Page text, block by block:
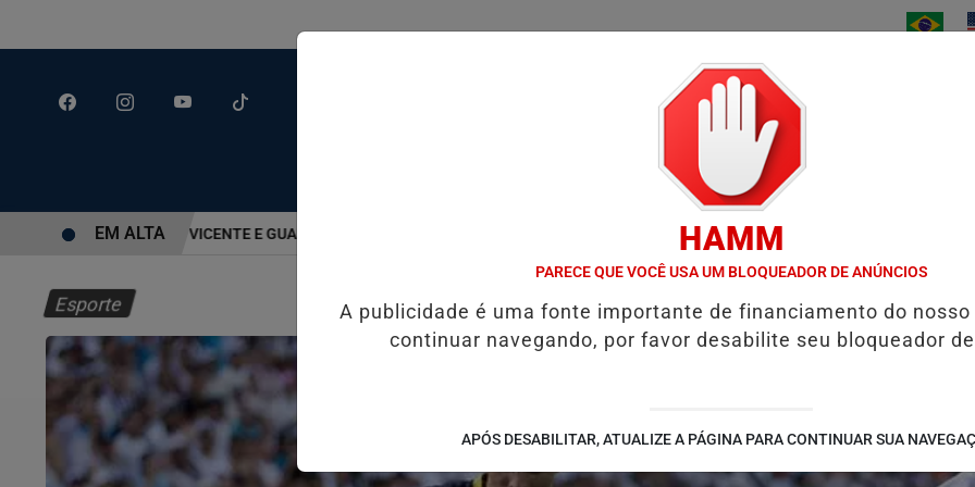
NOTÍCIAS / BAIXE AGORA
DE SANTOS, SÃO VICENTE E GUARUJÁ MELHORAM DESEMPENHO TONEL ENTERRADO NO QUINTAL DE CASA REVELA ESQUEMA
EM ALTA
Esporte
HAMM
PARECE QUE VOCÊ USA UM BLOQUEADOR DE ANÚNCIOS
A publicidade é uma fonte importante de financiamento do nosso
continuar navegando, por favor desabilite seu bloqueador
APÓS DESABILITAR, ATUALIZE A PÁGINA PARA CONTINUAR SUA